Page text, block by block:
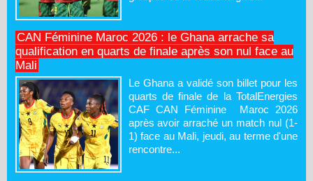
CAN Féminine Maroc 2026 : le Ghana arrache sa
qualification en quarts de finale après son nul face au
Mali
Le Ghana a validé son billet pour les
quarts de finale de la TotalEnergies
CAF CAN Féminine Maroc 2026
après avoir arraché un match nul (1-
1) face au Mali, jeudi, au terme d'une
rencontre...